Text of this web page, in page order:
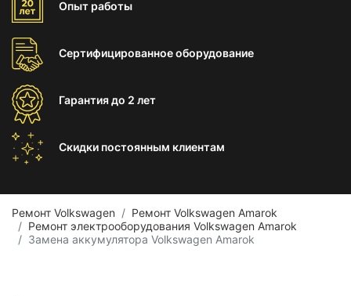
Опыт работы
Сертифицированноеоборудование
Гарантиядо 2 лет
Скидки постоянным клиентам
Ремонт Volkswagen
Ремонт Volkswagen Amarok
Ремонт электрооборудования Volkswagen Amarok
Замена аккумулятора Volkswagen Amarok